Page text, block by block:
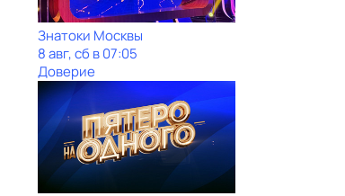
Знатоки Москвы
8 авг, сб в 07:05
Доверие